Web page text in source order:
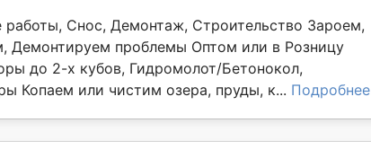
работы, Снос, Демонтаж, Строительство Зароем,
Демонтируем проблемы Оптом или в Розницу
до 2-х кубов, Гидромолот/Бетонокол,
Копаем или чистим озера, пруды, к... Подробнее